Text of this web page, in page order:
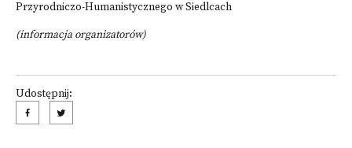
Przyrodniczo-Humanistycznego w Siedlcach
(informacja organizatorów)
Udostępnij: